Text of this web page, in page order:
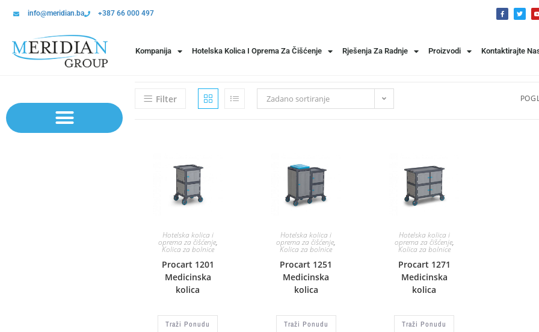
info@meridian.ba +387 66 000 497
Kompanija Hotelska Kolica I Oprema Za Čišćenje Rješenja Za Radnje Proizvodi Kontaktirajte
Filter Zadano sortiranje
Hotelska kolica i
oprema za čišćenje,
Kolica za bolnice
Procart 1201
Medicinska
kolica
Traži Ponudu
Hotelska kolica i
oprema za čišćenje,
Kolica za bolnice
Procart 1251
Medicinska
kolica
Traži Ponudu
Hotelska kolica i
oprema za čišćenje,
Kolica za bolnice
Procart 1271
Medicinska
kolica
Traži Ponudu